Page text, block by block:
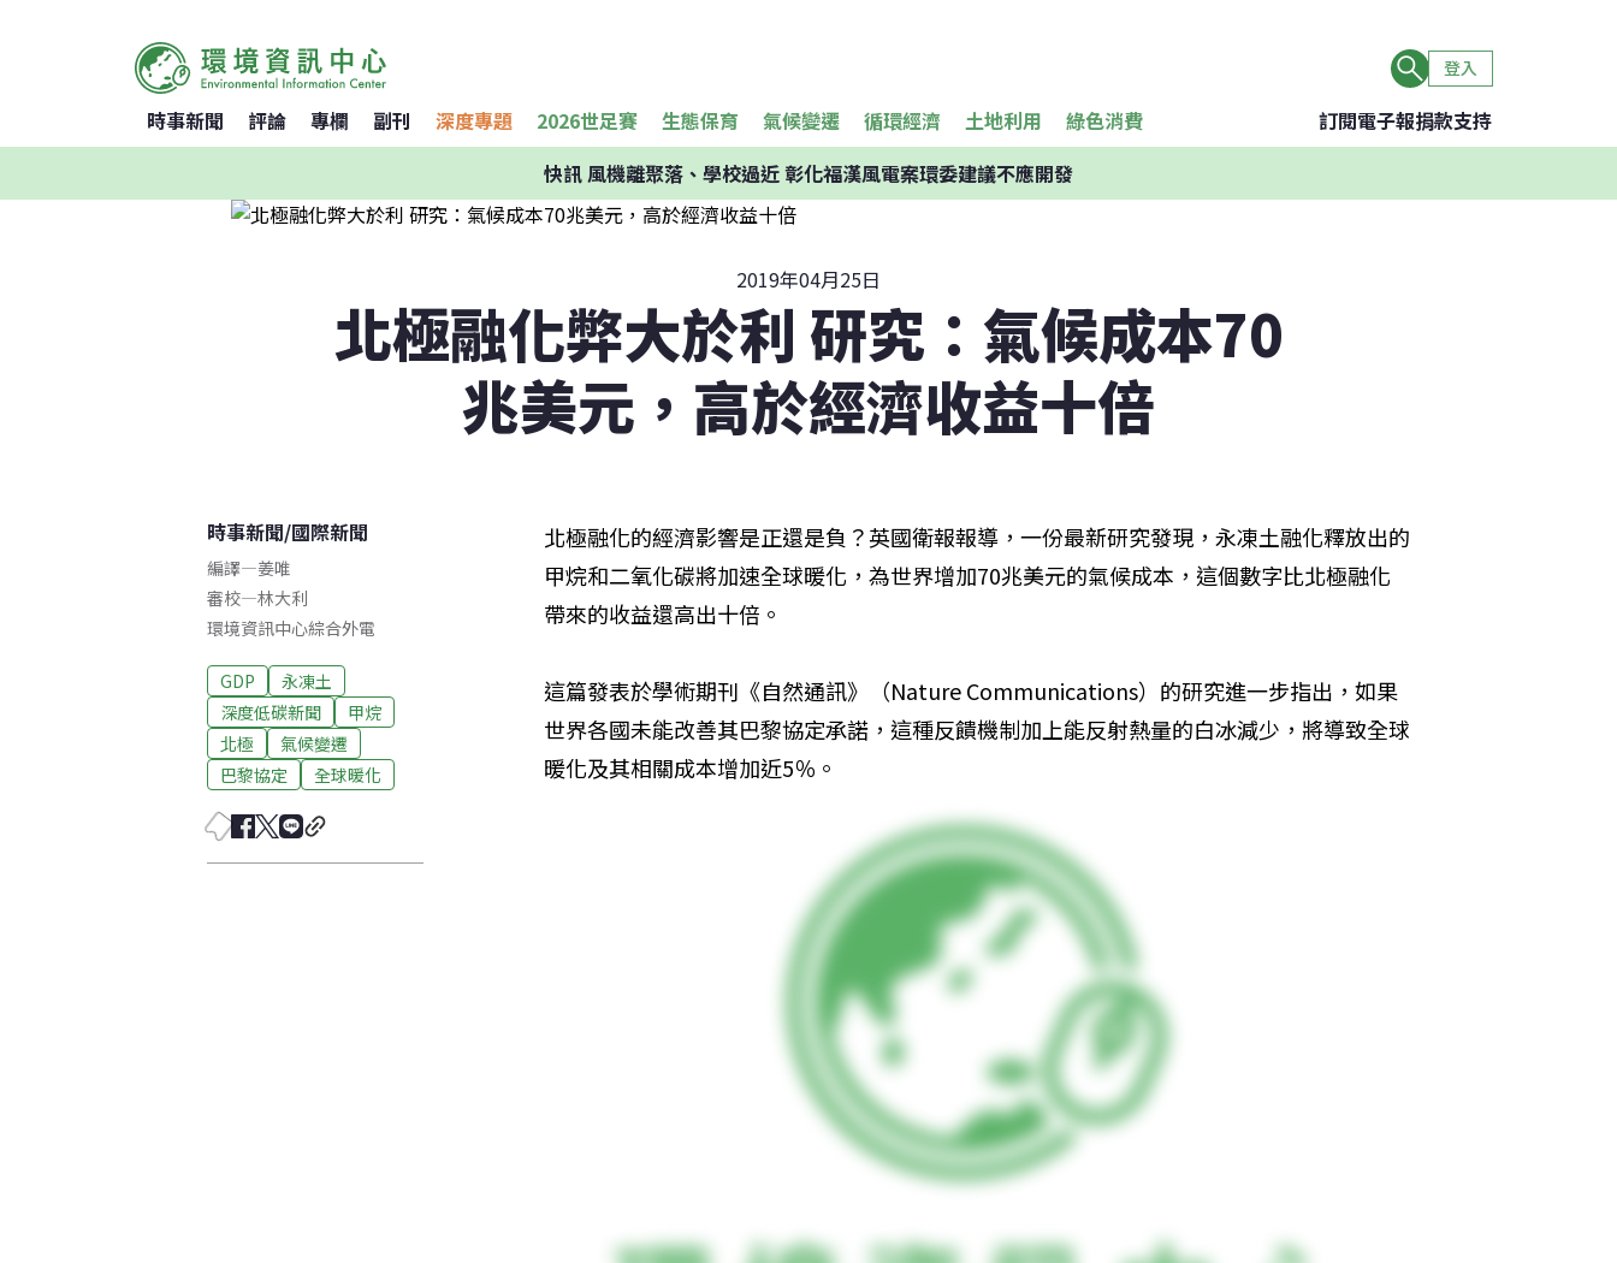
登入
時事新聞 評論 專欄 副刊 深度專題 2026世足賽 生態保育 氣候變遷 循環經濟 土地利用 綠色消費 訂閱電子報捐款支持
快訊風機離聚落、學校過近 彰化福漢風電案環委建議不應開發
2019年04月25日
北極融化弊大於利 研究：氣候成本70
兆美元，高於經濟收益十倍
時事新聞/國際新聞
編譯—姜唯
審校—林大利
環境資訊中心綜合外電
GDP
永凍土
深度低碳新聞
甲烷
北極
氣候變遷
巴黎協定
全球暖化
北極融化的經濟影響是正還是負？英國衛報報導，一份最新研究發現，永凍土融化釋放出的
甲烷和二氧化碳將加速全球暖化，為世界增加70兆美元的氣候成本，這個數字比北極融化
帶來的收益還高出十倍。
這篇發表於學術期刊《自然通訊》（Nature Communications）的研究進一步指出，如果
世界各國未能改善其巴黎協定承諾，這種反饋機制加上能反射熱量的白冰減少，將導致全球
暖化及其相關成本增加近5％。